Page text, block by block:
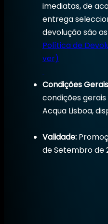
imediatas, de
entrega
devolução são
Política de
ver)
Condições
condições
Acqua Lisboa,
Validade:
de Setembro de